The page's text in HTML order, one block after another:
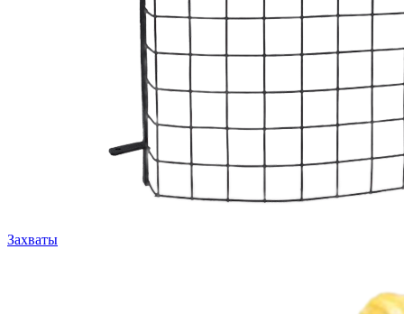
Захваты